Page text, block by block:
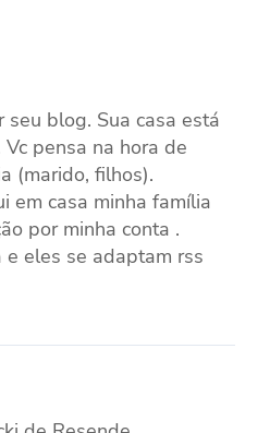
blog. Sua casa está
pensa na hora de
(marido, filhos).
em casa minha família
por minha conta .
e eles se adaptam rss